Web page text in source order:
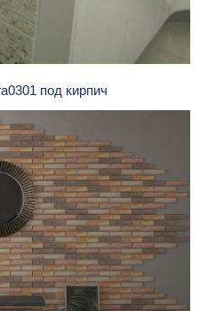
под кирпич